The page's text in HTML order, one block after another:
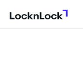
LocknLock